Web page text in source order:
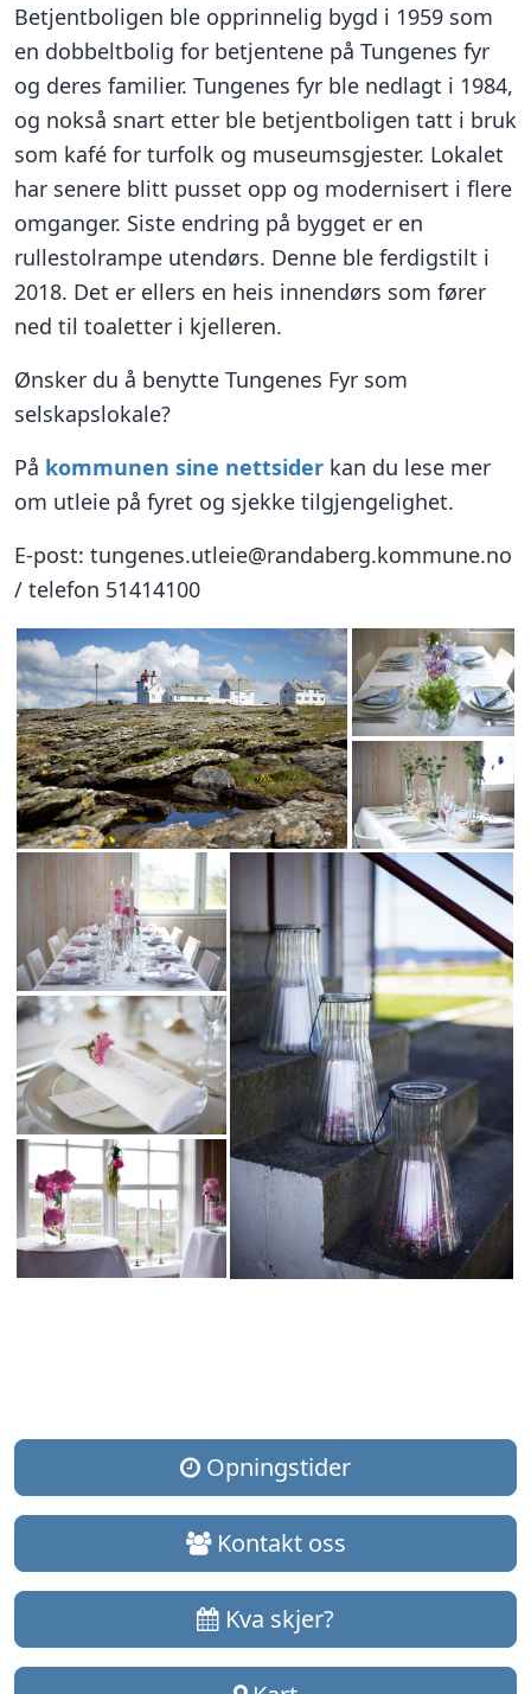
Betjentboligen ble opprinnelig bygd i 1959 som
en dobbeltbolig for betjentene på Tungenes fyr
og deres familier. Tungenes fyr ble nedlagt i 1984,
og nokså snart etter ble betjentboligen tatt i bruk
som kafé for turfolk og museumsgjester. Lokalet
har senere blitt pusset opp og modernisert i flere
omganger. Siste endring på bygget er en
rullestolrampe utendørs. Denne ble ferdigstilt i
2018. Det er ellers en heis innendørs som fører
ned til toaletter i kjelleren.
Ønsker du å benytte Tungenes Fyr som
selskapslokale?
På kommunen sine nettsider kan du lese mer
om utleie på fyret og sjekke tilgjengelighet.
E-post: tungenes.utleie@randaberg.kommune.no
/ telefon 51414100
Opningstider
Kontakt oss
Kva skjer?